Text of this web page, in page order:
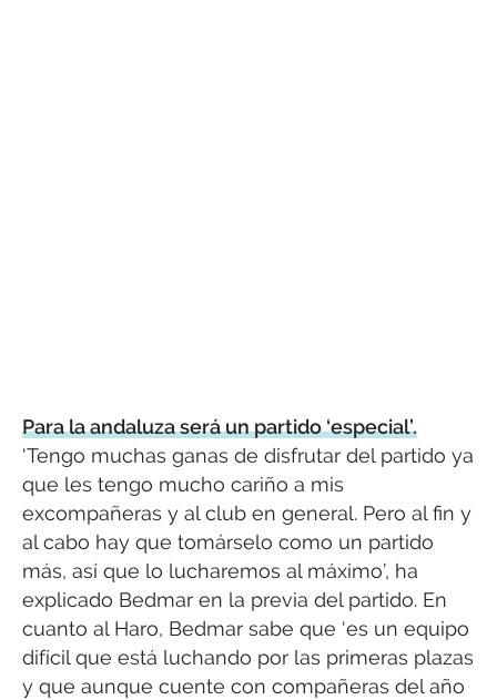
Para la andaluza será un partido ‘especial’.
‘Tengo muchas ganas de disfrutar del partido ya
que les tengo mucho cariño a mis
excompañeras y al club en general. Pero al fin y
al cabo hay que tomárselo como un partido
más, así que lo lucharemos al máximo’, ha
explicado Bedmar en la previa del partido. En
cuanto al Haro, Bedmar sabe que ‘es un equipo
difícil que está luchando por las primeras plazas
y que aunque cuente con compañeras del año